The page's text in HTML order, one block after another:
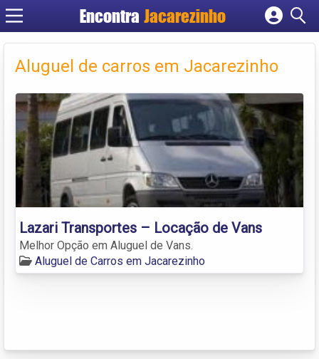
Encontra Jacarezinho
Cadastrar empresa
Criar conta
Aluguel de carros em Jacarezinho
Lazari Transportes – Locação de Vans
Melhor Opção em Aluguel de Vans.
Aluguel de Carros em Jacarezinho